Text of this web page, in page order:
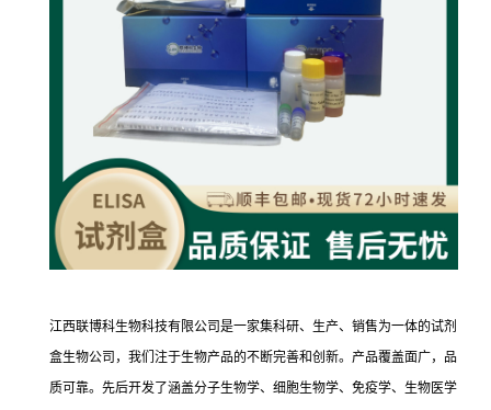
江西联博科生物科技有限公司是一家集科研、生产、销售为一体的试剂
盒生物公司，我们注于生物产品的不断完善和创新。产品覆盖面广，品
质可靠。先后开发了涵盖分子生物学、细胞生物学、免疫学、生物医学